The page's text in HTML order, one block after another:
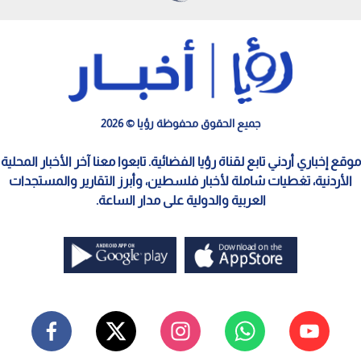
جميع الحقوق محفوظة رؤيا © 2026
موقع إخباري أردني تابع لقناة رؤيا الفضائية. تابعوا معنا آخر الأخبار المحلية
الأردنية، تغطيات شاملة لأخبار فلسطين، وأبرز التقارير والمستجدات
العربية والدولية على مدار الساعة.